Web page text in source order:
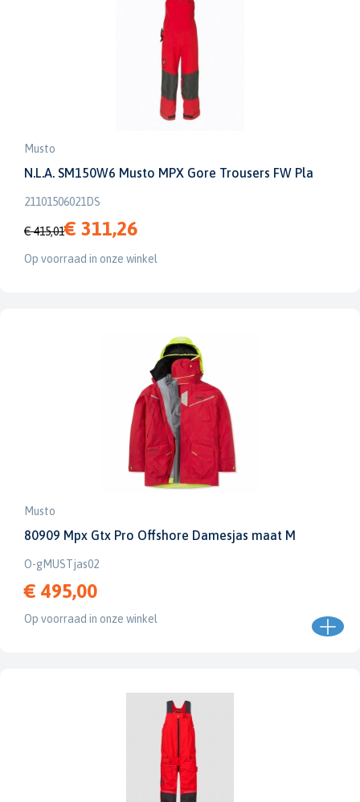
Musto
N.L.A. SM150W6 Musto MPX Gore Trousers FW Pla
21101506021DS
€ 415,01€ 311,26
Op voorraad in onze winkel
Musto
80909 Mpx Gtx Pro Offshore Damesjas maat M
O-gMUSTjas02
€ 495,00
Op voorraad in onze winkel